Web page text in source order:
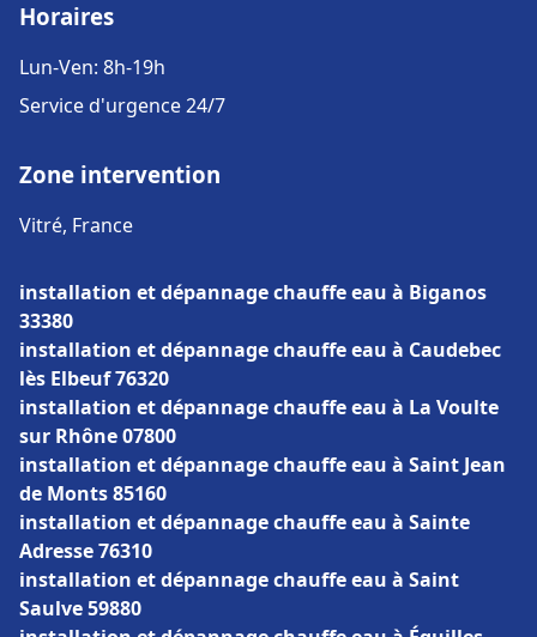
Horaires
Lun-Ven: 8h-19h
Service d'urgence 24/7
Zone intervention
Vitré, France
installation et dépannage chauffe eau à Biganos
33380
installation et dépannage chauffe eau à Caudebec
lès Elbeuf 76320
installation et dépannage chauffe eau à La Voulte
sur Rhône 07800
installation et dépannage chauffe eau à Saint Jean
de Monts 85160
installation et dépannage chauffe eau à Sainte
Adresse 76310
installation et dépannage chauffe eau à Saint
Saulve 59880